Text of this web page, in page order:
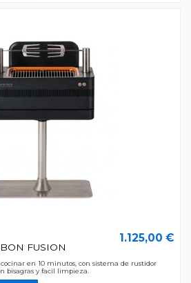
FUSION
1.125,00 €
en 10 minutos, con sistema de rustidor
bisagras y facil limpieza.